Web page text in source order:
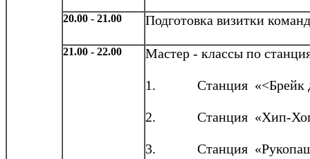
20.00 - 21.00 Подготовка визитки
21.00 - 22.00 Мастер - классы по
1. Станция «<Брейк
2. Станция «Хип-
3. Станция